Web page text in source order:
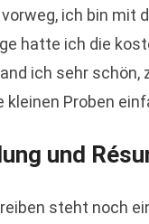
ich bin mit
hatte ich die
ich sehr schön,
kleinen Proben
und
steht noch